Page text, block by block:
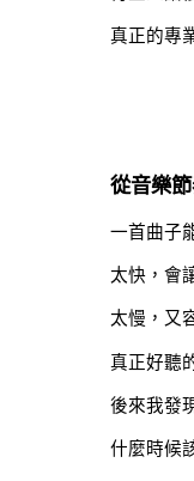
真正的專
從音樂
一首曲子
太快，會
太慢，又
真正好聽
後來我發
什麼時候